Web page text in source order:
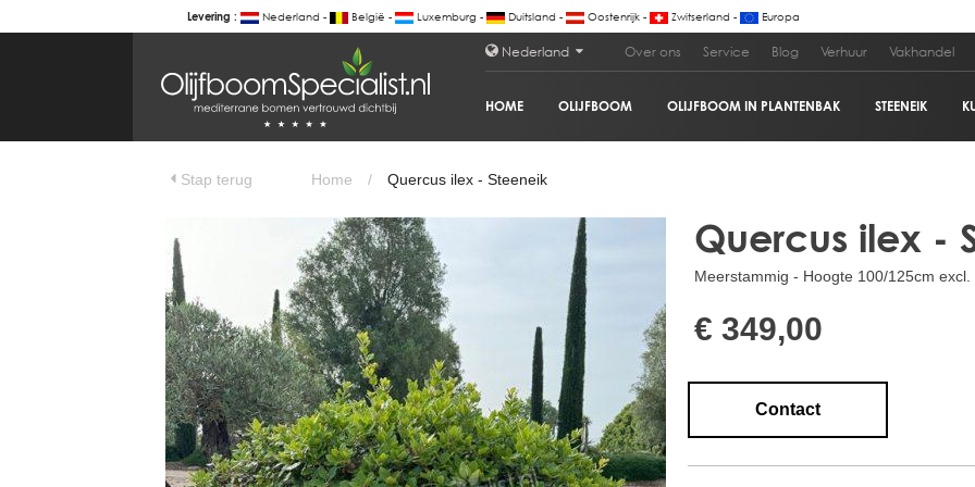
Levering : Nederland - België - Luxemburg - Duitsland - Oostenrijk - Zwitserland - Europa
BOTANICALGROUP
WERKGEBIEDEN & WEBSITES
OLIJFBOOMSPECIALIST.NL
OLIJFBOOMSPECIALIST.BE
OLIVETREESPECIALIST.COM
Bomen
BOMEN.NL
GROENBLIJVENDEBOMEN.NL
GROENBLIJVENDEBOMEN.BE
PALMBOMENSPECIALIST.NL
IMMERGRUENEBAEUME.DE
Botanicalgroup
BOTANICALGROUP.EU
BOTANICALGROUP.DE
BOTANICALGROUP.BE
Nederland Over ons Service Blog Verhuur Vakhandel
HOME OLIJFBOOM OLIJFBOOM IN PLANTENBAK STEENEIK
Stap terug Home / Quercus ilex - Steeneik
Quercus ilex -
Meerstammig - Hoogte 100/125cm
€ 349,00
Contact